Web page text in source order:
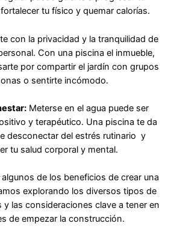
tu físico y quemar calorías.
con la privacidad y la tranquilidad de
Con una piscina el inmueble,
por compartir el jardín con grupos
o sentirte incómodo.
Meterse en el agua puede ser
y terapéutico. Una piscina te da
desconectar del estrés rutinario y
tu salud corporal y mental.
de los beneficios de crear una
explorando los diversos tipos de
las consideraciones clave a tener en
de empezar la construcción.